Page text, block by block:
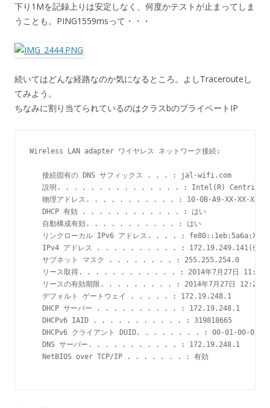
下り1Mを記録上りは安定しなく、何度かテストが止まってしま
うことも。PING1559msって・・・
続いてはどんな経路なのか気になるところ。よしTracerouteし
てみよう。
ちなみに割り当てられているのはクラスbのプライベートIP
Wireless LAN adapter ワイヤレス ネットワーク接続:
   接続固有の DNS サフィックス . . . : jal-wifi.com
説明. . . . . . . . . . . . . . . : Intel(R)
   物理アドレス. . . . . . . . . . . : 10-0B-A9-XX-XX-XX
   DHCP 有効 . . . . . . . . . . . . : はい
   自動構成有効. . . . . . . . . . . : はい
リンクローカル IPv6 アドレス. . . . :
IPv4 アドレス . . . . . . . . . . : 172.19.249.141(優先
   サブネット マスク . . . . . . . . : 255.255.254.0
リース取得. . . . . . . . . . . . : 2014年7月27日
リースの有効期限. . . . . . . . . : 2014年7月27日
   デフォルト ゲートウェイ . . . . . : 172.19.248.1
   DHCP サーバー . . . . . . . . . . : 172.19.248.1
   DHCPv6 IAID . . . . . . . . . . . : 319818665
DHCPv6 クライアント DUID. . . . . . . . : 00-01-00-01-
   DNS サーバー. . . . . . . . . . . : 172.19.248.1
   NetBIOS over TCP/IP . . . . . . . : 有効